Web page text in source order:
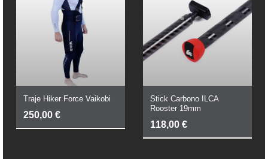
Traje Hiker Force Vaikobi
250,00 €
Stick Carbono ILCA
Rooster 19mm
118,00 €